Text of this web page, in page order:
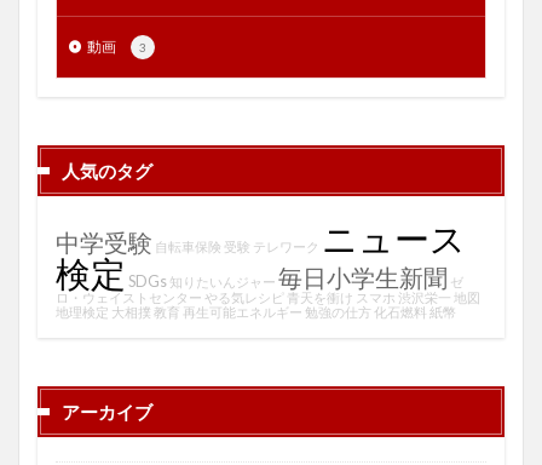
動画 3
人気のタグ
中学受験 自転車保険 受験 テレワーク ニュース
検定 SDGs 知りたいんジャー 毎日小学生新聞 ゼ
ロ・ウェイストセンター やる気レシピ 青天を衝け スマホ 渋沢栄一 地図
地理検定 大相撲 教育 再生可能エネルギー 勉強の仕方 化石燃料 紙幣
アーカイブ